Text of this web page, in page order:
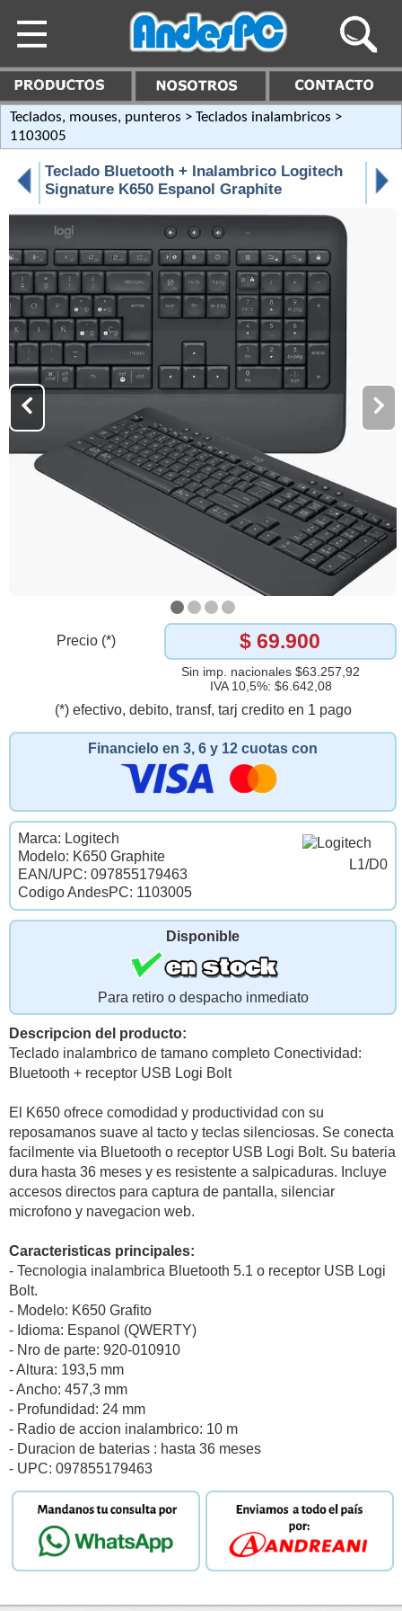
Teclados, mouses, punteros > Teclados inalambricos >
1103005
Teclado Bluetooth + Inalambrico Logitech
Signature K650 Espanol Graphite
Precio (*) $ 69.900
Sin imp. nacionales $63.257,92
IVA 10,5%: $6.642,08
(*) efectivo, debito, transf, tarj credito en 1 pago
Financielo en 3, 6 y 12 cuotas con
L1/D0
Marca: Logitech
Modelo: K650 Graphite
EAN/UPC: 097855179463
Codigo AndesPC: 1103005
Disponible
Para retiro o despacho inmediato
Descripcion del producto:
Teclado inalambrico de tamano completo Conectividad:
Bluetooth + receptor USB Logi Bolt
El K650 ofrece comodidad y productividad con su
reposamanos suave al tacto y teclas silenciosas. Se conecta
facilmente via Bluetooth o receptor USB Logi Bolt. Su bateria
dura hasta 36 meses y es resistente a salpicaduras. Incluye
accesos directos para captura de pantalla, silenciar
microfono y navegacion web.
Caracteristicas principales:
- Tecnologia inalambrica Bluetooth 5.1 o receptor USB Logi
Bolt.
- Modelo: K650 Grafito
- Idioma: Espanol (QWERTY)
- Nro de parte: 920-010910
- Altura: 193,5 mm
- Ancho: 457,3 mm
- Profundidad: 24 mm
- Radio de accion inalambrico: 10 m
- Duracion de baterias : hasta 36 meses
- UPC: 097855179463